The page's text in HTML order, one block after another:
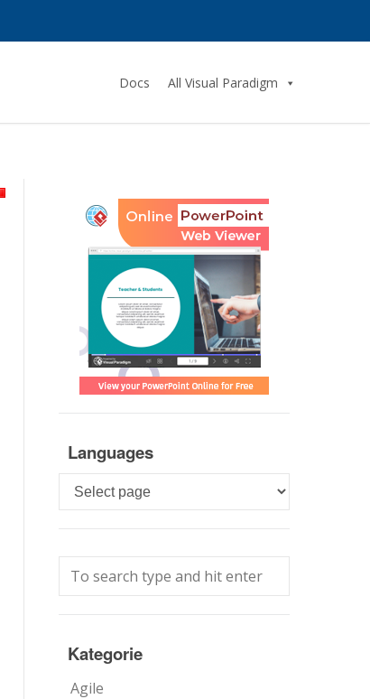
Docs All Visual Paradigm
Languages
Languages
Kategorie
Agile